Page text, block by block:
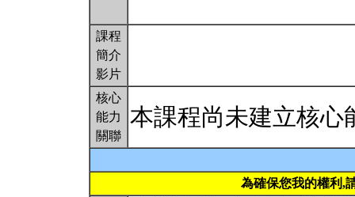
課程
簡介
影片
核心
能力
關聯
本課程尚未建立核心
為確保您我的權利,